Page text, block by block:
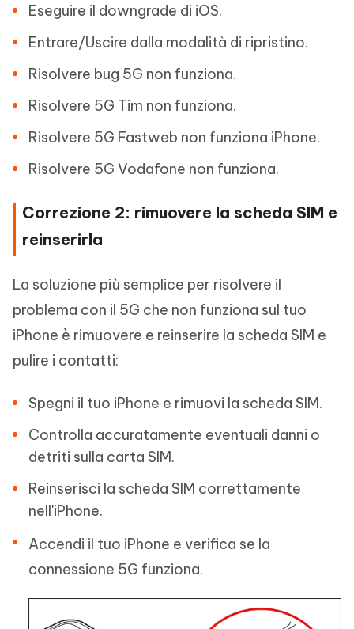
Eseguire il downgrade di iOS.
Entrare/Uscire dalla modalità di ripristino.
Risolvere bug 5G non funziona.
Risolvere 5G Tim non funziona.
Risolvere 5G Fastweb non funziona iPhone.
Risolvere 5G Vodafone non funziona.
Correzione 2: rimuovere la scheda SIM e
reinserirla
La soluzione più semplice per risolvere il
problema con il 5G che non funziona sul tuo
iPhone è rimuovere e reinserire la scheda SIM e
pulire i contatti:
Spegni il tuo iPhone e rimuovi la scheda SIM.
Controlla accuratamente eventuali danni o
detriti sulla carta SIM.
Reinserisci la scheda SIM correttamente
nell'iPhone.
Accendi il tuo iPhone e verifica se la
connessione 5G funziona.